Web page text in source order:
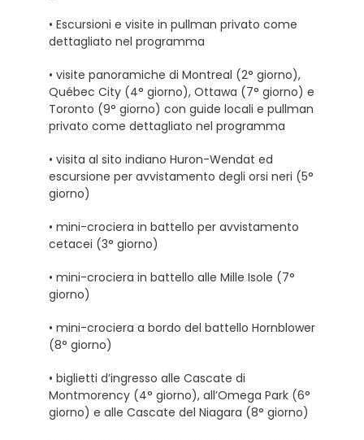
• Escursioni e visite in pullman privato come
dettagliato nel programma
• visite panoramiche di Montreal (2° giorno),
Québec City (4° giorno), Ottawa (7° giorno) e
Toronto (9° giorno) con guide locali e pullman
privato come dettagliato nel programma
• visita al sito indiano Huron-Wendat ed
escursione per avvistamento degli orsi neri (5°
giorno)
• mini-crociera in battello per avvistamento
cetacei (3° giorno)
• mini-crociera in battello alle Mille Isole (7°
giorno)
• mini-crociera a bordo del battello Hornblower
(8° giorno)
• biglietti d’ingresso alle Cascate di
Montmorency (4° giorno), all’Omega Park (6°
giorno) e alle Cascate del Niagara (8° giorno)